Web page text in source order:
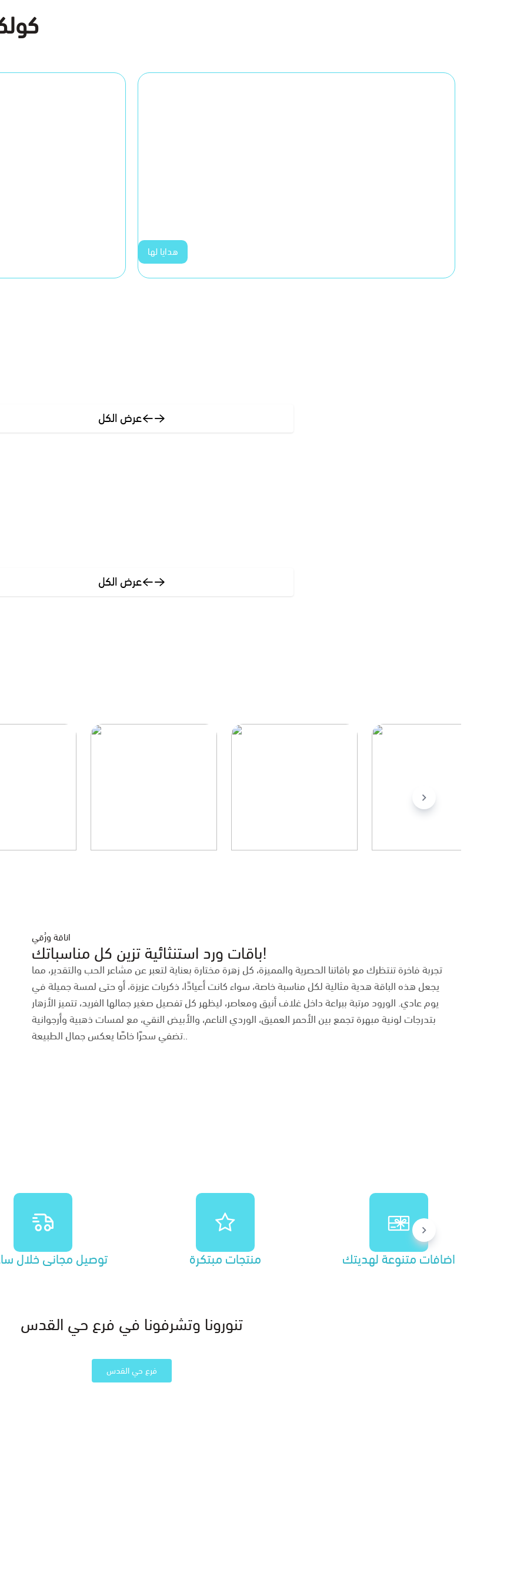
هدايا لها
عرض الكل
عرض الكل
اناقة ورُقي
باقات ورد استنثائية تزين كل مناسباتك!
تجربة فاخرة تنتظرك مع باقاتنا الحصرية والمميزة، كل زهرة مختارة بعناية لتعبر عن مشاعر الحب والتقدير، مما
يجعل هذه الباقة هدية مثالية لكل مناسبة خاصة، سواء كانت أعيادًا، ذكريات عزيزة، أو حتى لمسة جميلة في
يوم عادي. الورود مرتبة ببراعة داخل غلاف أنيق ومعاصر، ليظهر كل تفصيل صغير جمالها الفريد، تتميز الأزهار
بتدرجات لونية مبهرة تجمع بين الأحمر العميق، الوردي الناعم، والأبيض النقي، مع لمسات ذهبية وأرجوانية
تضفي سحرًا خاصًا يعكس جمال الطبيعة..
توصيل مجاني خلال منتجات مبتكرة اضافات متنوعة لهديتك
تنورونا وتشرفونا في فرع حي القدس
فرع حي القدس